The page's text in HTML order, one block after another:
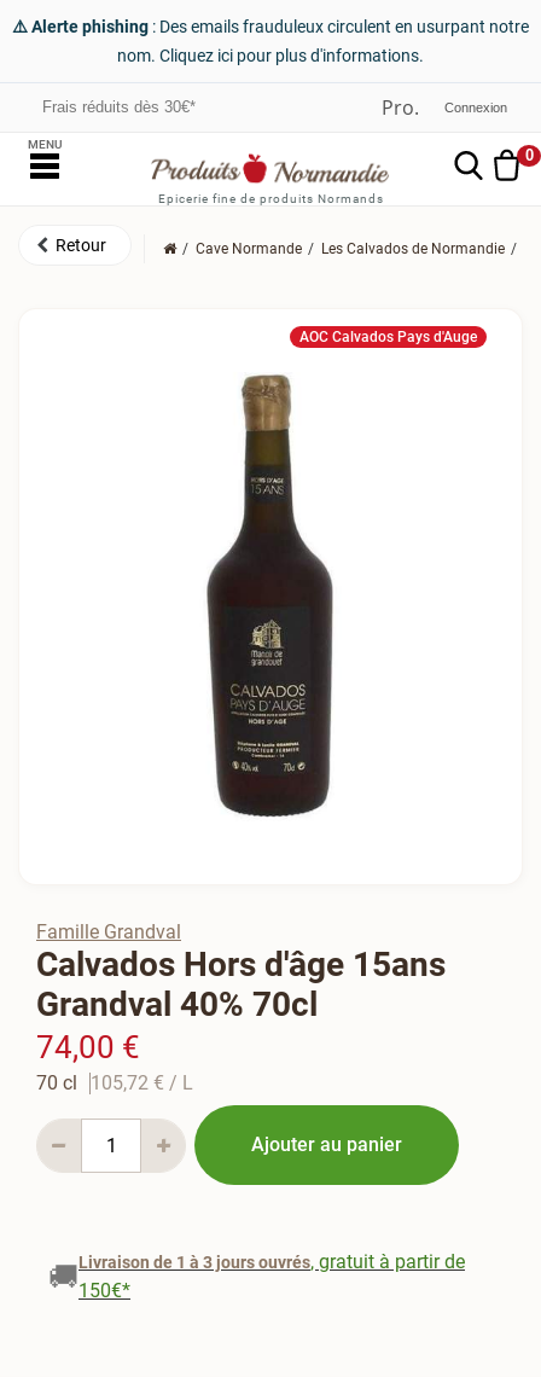
⚠️ Alerte phishing : Des emails frauduleux circulent en usurpant notre
nom. Cliquez ici pour plus d'informations.
Frais réduits dès 30€* Connexion
Epicerie fine de produits Normands
0
MENU
Cave Normande Les Calvados de Normandie
AOC Calvados Pays d'Auge
Famille Grandval
Calvados Hors d'âge 15ans
Grandval 40% 70cl
74,00 €
70 cl 105,72 € / L
Ajouter au panier
🚚Livraison de 1 à 3 jours ouvrés, gratuit à partir de
150€*